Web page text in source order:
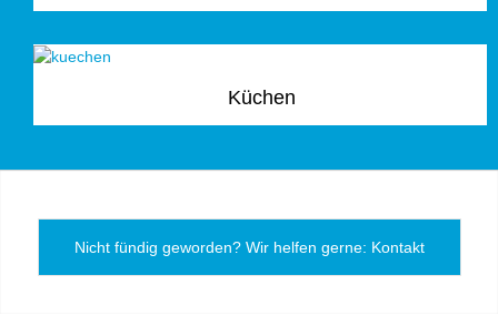
Küchen
Nicht fündig geworden? Wir helfen gerne: Kontakt